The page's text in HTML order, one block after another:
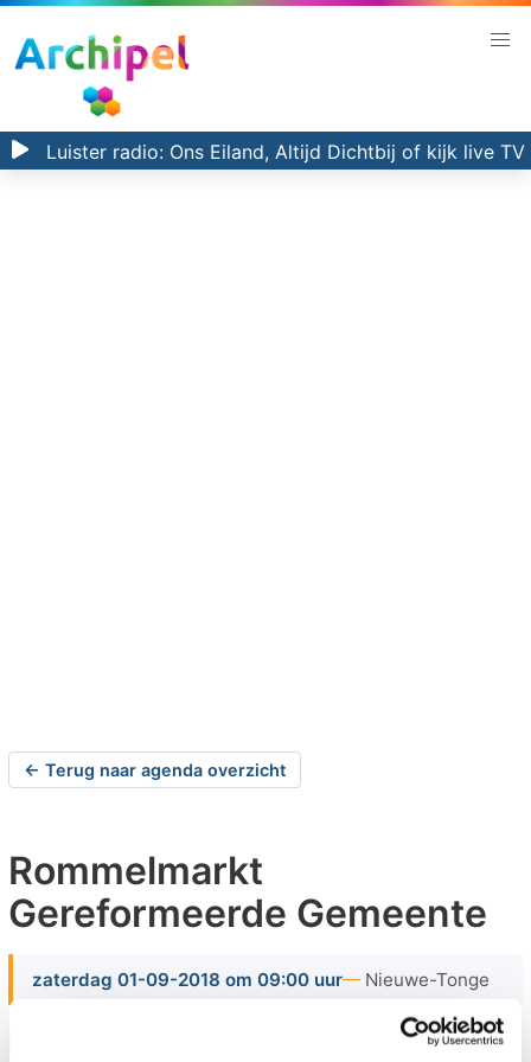
Luister radio: Ons Eiland, Altijd Dichtbij of kijk live TV
← Terug naar agenda overzicht
Rommelmarkt
Gereformeerde Gemeente
zaterdag 01-09-2018 om 09:00 uur Nieuwe-Tonge
Op zaterdag 1 september 2018 wordt de jaarlijkse